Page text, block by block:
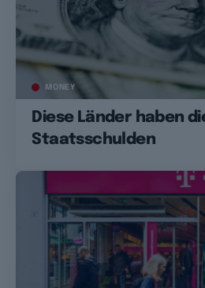
MONEY
Diese Länder haben
Staatsschulden